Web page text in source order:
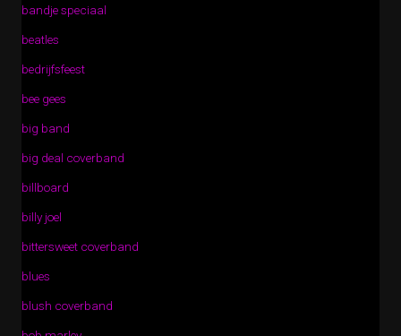
bandje speciaal
beatles
bedrijfsfeest
bee gees
big band
big deal coverband
billboard
billy joel
bittersweet coverband
blues
blush coverband